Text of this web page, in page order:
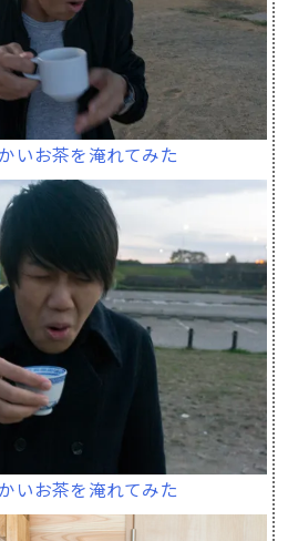
いお茶を淹れてみた
いお茶を淹れてみた